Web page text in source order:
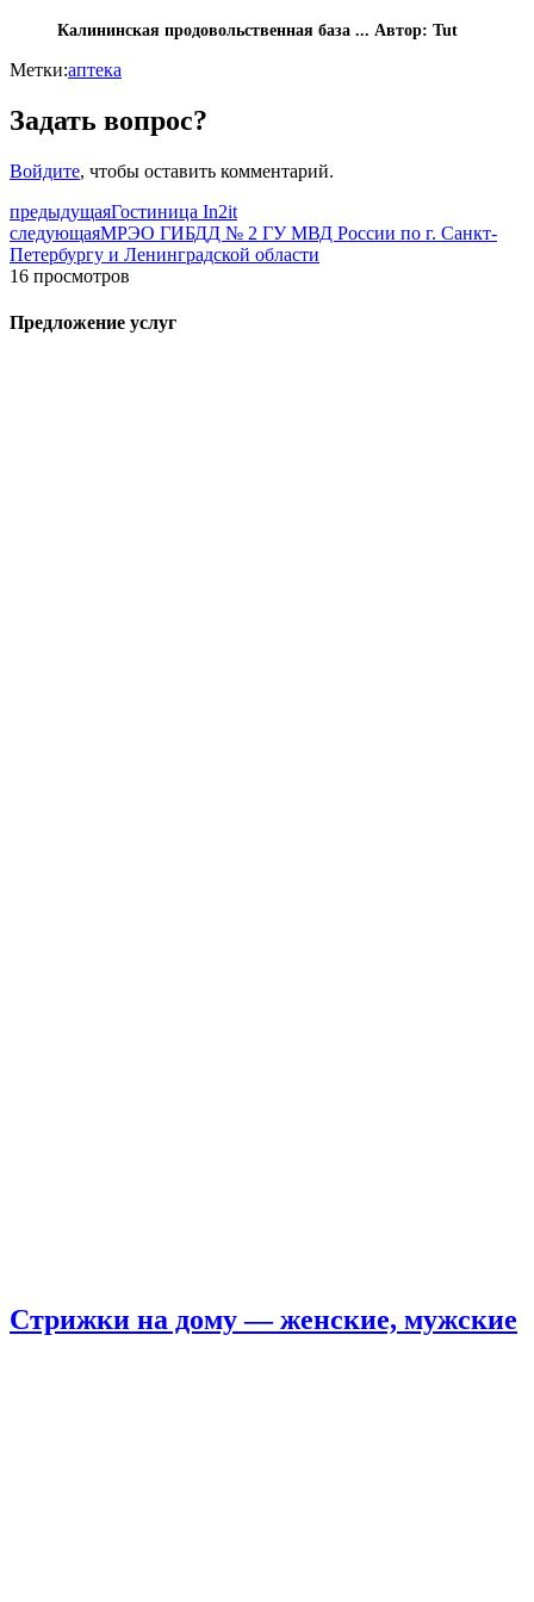
Калининская продовольственная база ... Автор: Tut
Метки:аптека
Задать вопрос?
Войдите, чтобы оставить комментарий.
предыдущаяГостиница In2it
следующаяМРЭО ГИБДД № 2 ГУ МВД России по г. Санкт-
Петербургу и Ленинградской области
16 просмотров
Предложение услуг
Стрижки на дому — женские, мужские